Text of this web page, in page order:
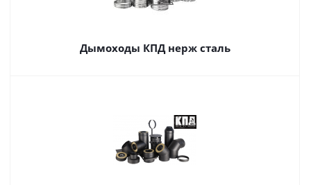
Дымоходы КПД нерж сталь